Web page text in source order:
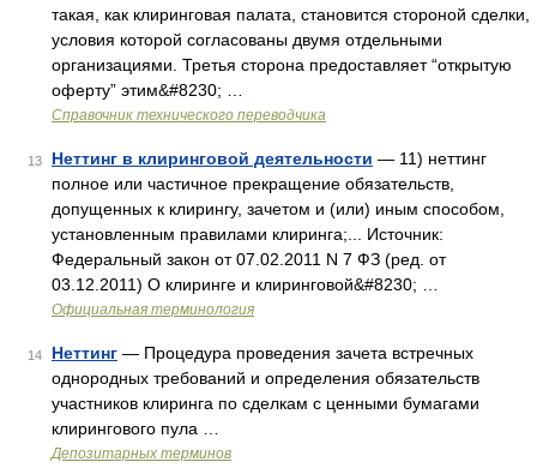
такая, как клиринговая палата, становится стороной сделки,
условия которой согласованы двумя отдельными
организациями. Третья сторона предоставляет “открытую
оферту” этим&#8230; …
Справочник технического переводчика
13 Неттинг в клиринговой деятельности — 11) неттинг
полное или частичное прекращение обязательств,
допущенных к клирингу, зачетом и (или) иным способом,
установленным правилами клиринга;... Источник:
Федеральный закон от 07.02.2011 N 7 ФЗ (ред. от
03.12.2011) О клиринге и клиринговой&#8230; …
Официальная терминология
14 Неттинг — Процедура проведения зачета встречных
однородных требований и определения обязательств
участников клиринга по сделкам с ценными бумагами
клирингового пула …
Депозитарных терминов